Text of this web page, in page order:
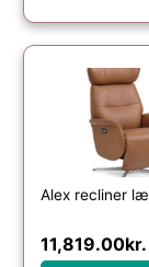
11,819.00kr.